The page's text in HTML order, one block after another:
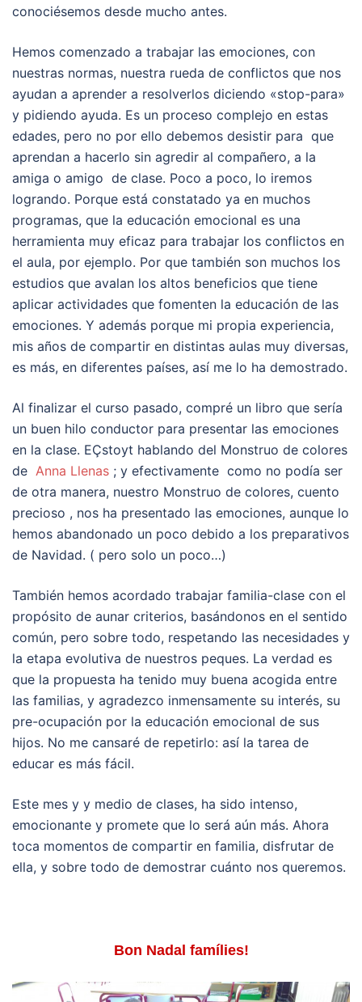
conociésemos desde mucho antes.
Hemos comenzado a trabajar las emociones, con
nuestras normas, nuestra rueda de conflictos que nos
ayudan a aprender a resolverlos diciendo «stop-para»
y pidiendo ayuda. Es un proceso complejo en estas
edades, pero no por ello debemos desistir para que
aprendan a hacerlo sin agredir al compañero, a la
amiga o amigo de clase. Poco a poco, lo iremos
logrando. Porque está constatado ya en muchos
programas, que la educación emocional es una
herramienta muy eficaz para trabajar los conflictos en
el aula, por ejemplo. Por que también son muchos los
estudios que avalan los altos beneficios que tiene
aplicar actividades que fomenten la educación de las
emociones. Y además porque mi propia experiencia,
mis años de compartir en distintas aulas muy diversas,
es más, en diferentes países, así me lo ha demostrado.
Al finalizar el curso pasado, compré un libro que sería
un buen hilo conductor para presentar las emociones
en la clase. EÇstoyt hablando del Monstruo de colores
de Anna Llenas ; y efectivamente como no podía ser
de otra manera, nuestro Monstruo de colores, cuento
precioso , nos ha presentado las emociones, aunque lo
hemos abandonado un poco debido a los preparativos
de Navidad. ( pero solo un poco…)
También hemos acordado trabajar familia-clase con el
propósito de aunar criterios, basándonos en el sentido
común, pero sobre todo, respetando las necesidades y
la etapa evolutiva de nuestros peques. La verdad es
que la propuesta ha tenido muy buena acogida entre
las familias, y agradezco inmensamente su interés, su
pre-ocupación por la educación emocional de sus
hijos. No me cansaré de repetirlo: así la tarea de
educar es más fácil.
Este mes y y medio de clases, ha sido intenso,
emocionante y promete que lo será aún más. Ahora
toca momentos de compartir en familia, disfrutar de
ella, y sobre todo de demostrar cuánto nos queremos.
Bon Nadal famílies!